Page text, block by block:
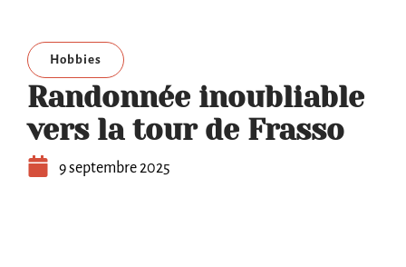
Hobbies
Randonnée inoubliable
vers la tour de Frasso
9 septembre 2025